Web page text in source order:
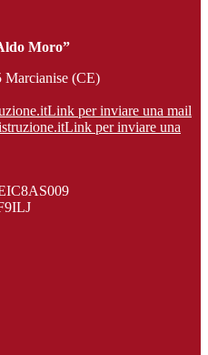
Moro”
Marcianise (CE)
Link per inviare una mail
Link per inviare una